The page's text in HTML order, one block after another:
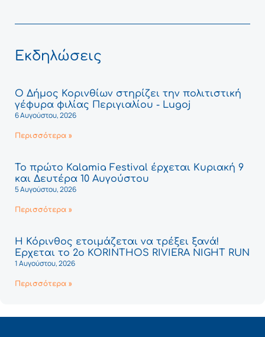
Εκδηλώσεις
Ο Δήμος Κορινθίων στηρίζει την πολιτιστική
γέφυρα φιλίας Περιγιαλίου - Lugoj
6 Αυγούστου, 2026
Περισσότερα »
Το πρώτο Kalamia Festival έρχεται Κυριακή 9
και Δευτέρα 10 Αυγούστου
5 Αυγούστου, 2026
Περισσότερα »
Η Κόρινθος ετοιμάζεται να τρέξει ξανά!
Έρχεται το 2ο KORINTHOS RIVIERA NIGHT RUN
1 Αυγούστου, 2026
Περισσότερα »